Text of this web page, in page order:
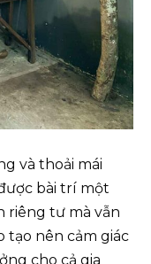
và thoải mái
bài trí một
riêng tư mà vẫn
tạo nên cảm giác
cho cả gia